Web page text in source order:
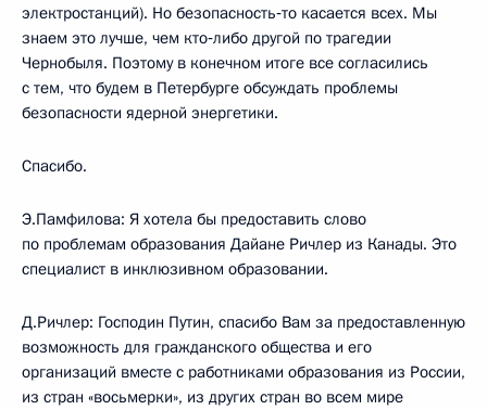
электростанций). Но безопасность‑то касается всех. Мы
знаем это лучше, чем кто‑либо другой по трагедии
Чернобыля. Поэтому в конечном итоге все согласились
с тем, что будем в Петербурге обсуждать проблемы
безопасности ядерной энергетики.
Спасибо.
Э.Памфилова: Я хотела бы предоставить слово
по проблемам образования Дайане Ричлер из Канады. Это
специалист в инклюзивном образовании.
Д.Ричлер: Господин Путин, спасибо Вам за предоставленную
возможность для гражданского общества и его
организаций вместе с работниками образования из России,
из стран «восьмерки», из других стран во всем мире